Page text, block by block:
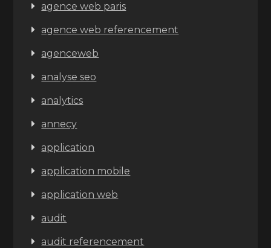
agence web paris
agence web referencement
agenceweb
analyse seo
analytics
annecy
application
application mobile
application web
audit
audit referencement